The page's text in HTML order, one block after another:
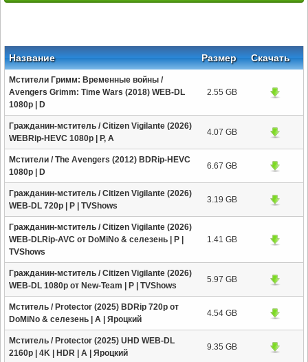
Название Размер Скачать
Мстители Гримм: Временные войны /
Avengers Grimm: Time Wars (2018) WEB-DL
1080p | D
2.55 GB
Гражданин-мститель / Citizen Vigilante (2026)
WEBRip-HEVC 1080p | P, А
4.07 GB
Мстители / The Avengers (2012) BDRip-HEVC
1080p | D
6.67 GB
Гражданин-мститель / Citizen Vigilante (2026)
WEB-DL 720p | P | TVShows
3.19 GB
Гражданин-мститель / Citizen Vigilante (2026)
WEB-DLRip-AVC от DoMiNo & селезень | P |
TVShows
1.41 GB
Гражданин-мститель / Citizen Vigilante (2026)
WEB-DL 1080p от New-Team | P | TVShows
5.97 GB
Мститель / Protector (2025) BDRip 720p от
DoMiNo & селезень | A | Яроцкий
4.54 GB
Мститель / Protector (2025) UHD WEB-DL
2160p | 4K | HDR | A | Яроцкий
9.35 GB